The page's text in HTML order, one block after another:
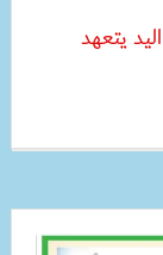
يتعهد